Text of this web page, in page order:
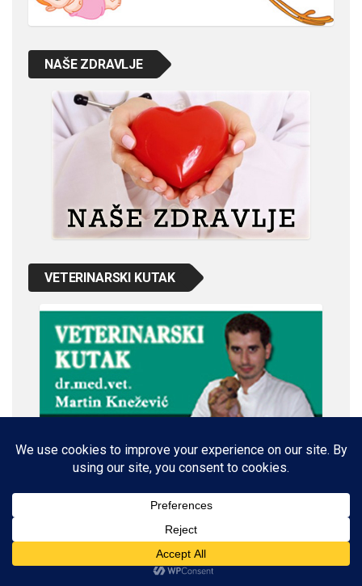
NAŠE ZDRAVLJE
VETERINARSKI KUTAK